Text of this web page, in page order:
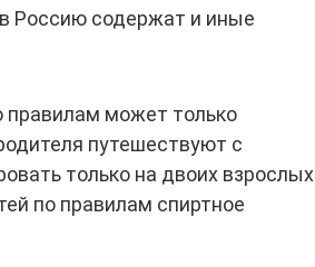
в Россию содержат и иные
правилам может только
путешествуют с
только на двоих взрослых
по правилам спиртное